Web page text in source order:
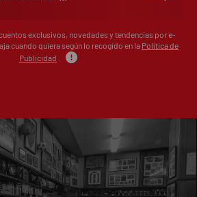
exclusivos, novedades y tendencias por e-
cuando quiera según lo recogido en la Política de
Publicidad